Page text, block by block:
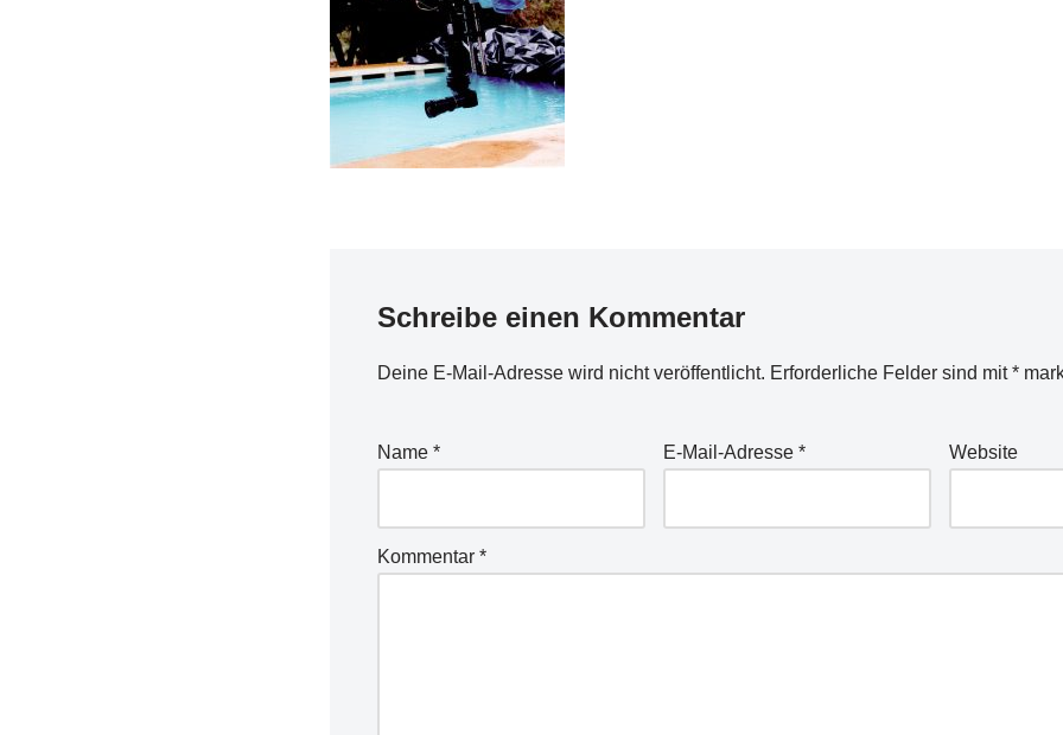
Schreibe einen Kommentar
Deine E-Mail-Adresse wird nicht veröffentlicht. Erforderliche Felder sind mit*
Name * E-Mail-Adresse * Website
Kommentar *